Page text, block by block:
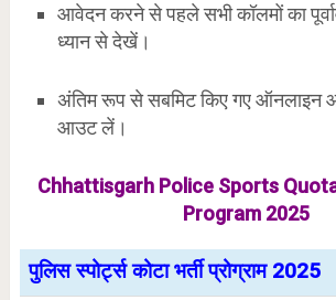
आवेदन करने से पहले सभी कॉलमों का
ध्यान से देखें।
अंतिम रूप से सबमिट किए गए ऑनलाइन
आउट लें।
Chhattisgarh Police Sports
Program 2025
पुलिस स्पोर्ट्स कोटा भर्ती प्रोग्राम 2025